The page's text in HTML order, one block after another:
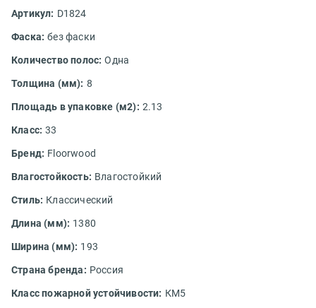
Артикул: D1824
Фаска: без фаски
Количество полос: Одна
Толщина (мм): 8
Площадь в упаковке (м2): 2.13
Класс: 33
Бренд: Floorwood
Влагостойкость: Влагостойкий
Стиль: Классический
Длина (мм): 1380
Ширина (мм): 193
Страна бренда: Россия
Класс пожарной устойчивости: КМ5